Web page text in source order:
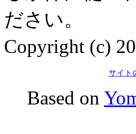
ださい。
Copyright (c)
サイト
Based on